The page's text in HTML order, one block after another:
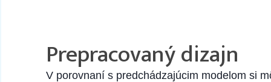
Prepracovaný dizajn
V porovnaní s predchádzajúcim modelom si